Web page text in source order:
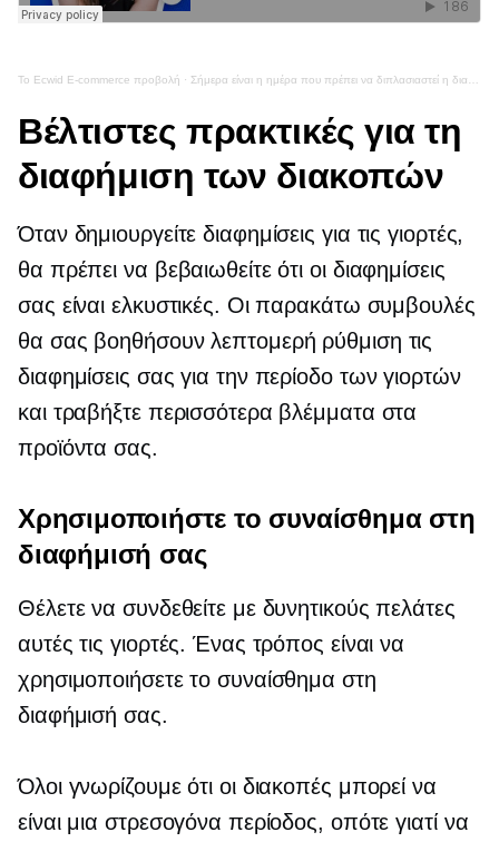
Το Ecwid E-commerce προβολή · Σήμερα είναι η ημέρα που πρέπει να διπλασιαστεί η διαφήμισή σας
Βέλτιστες πρακτικές για τη
διαφήμιση των διακοπών
Όταν δημιουργείτε διαφημίσεις για τις γιορτές,
θα πρέπει να βεβαιωθείτε ότι οι διαφημίσεις
σας είναι ελκυστικές. Οι παρακάτω συμβουλές
θα σας βοηθήσουνλεπτομερή ρύθμιση τις
διαφημίσεις σας για την περίοδο των γιορτών
και τραβήξτε περισσότερα βλέμματα στα
προϊόντα σας.
Χρησιμοποιήστε το συναίσθημα στη
διαφήμισή σας
Θέλετε να συνδεθείτε με δυνητικούς πελάτες
αυτές τις γιορτές. Ένας τρόπος είναι να
χρησιμοποιήσετε το συναίσθημα στη
διαφήμισή σας.
Όλοι γνωρίζουμε ότι οι διακοπές μπορεί να
είναι μια στρεσογόνα περίοδος, οπότε γιατί να